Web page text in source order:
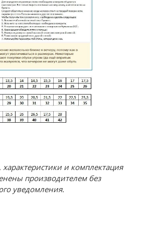
и комплектация
производителем без
уведомления.